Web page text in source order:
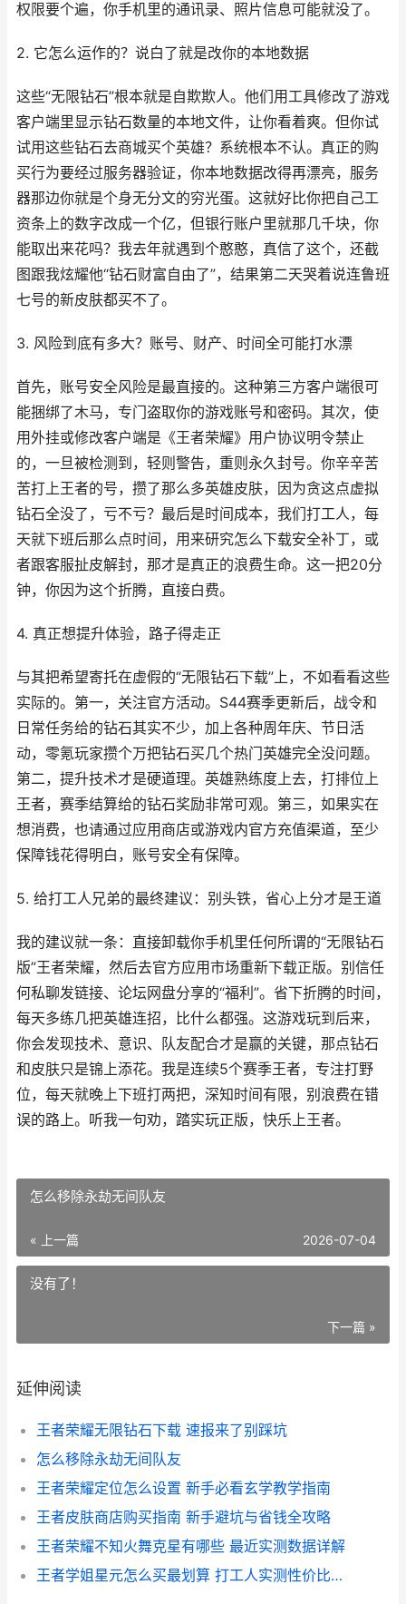
权限要个遍，你手机里的通讯录、照片信息可能就没了。
2. 它怎么运作的？说白了就是改你的本地数据
这些“无限钻石”根本就是自欺欺人。他们用工具修改了游戏
客户端里显示钻石数量的本地文件，让你看着爽。但你试
试用这些钻石去商城买个英雄？系统根本不认。真正的购
买行为要经过服务器验证，你本地数据改得再漂亮，服务
器那边你就是个身无分文的穷光蛋。这就好比你把自己工
资条上的数字改成一个亿，但银行账户里就那几千块，你
能取出来花吗？我去年就遇到个憨憨，真信了这个，还截
图跟我炫耀他“钻石财富自由了”，结果第二天哭着说连鲁班
七号的新皮肤都买不了。
3. 风险到底有多大？账号、财产、时间全可能打水漂
首先，账号安全风险是最直接的。这种第三方客户端很可
能捆绑了木马，专门盗取你的游戏账号和密码。其次，使
用外挂或修改客户端是《王者荣耀》用户协议明令禁止
的，一旦被检测到，轻则警告，重则永久封号。你辛辛苦
苦打上王者的号，攒了那么多英雄皮肤，因为贪这点虚拟
钻石全没了，亏不亏？最后是时间成本，我们打工人，每
天就下班后那么点时间，用来研究怎么下载安全补丁，或
者跟客服扯皮解封，那才是真正的浪费生命。这一把20分
钟，你因为这个折腾，直接白费。
4. 真正想提升体验，路子得走正
与其把希望寄托在虚假的“无限钻石下载”上，不如看看这些
实际的。第一，关注官方活动。S44赛季更新后，战令和
日常任务给的钻石其实不少，加上各种周年庆、节日活
动，零氪玩家攒个万把钻石买几个热门英雄完全没问题。
第二，提升技术才是硬道理。英雄熟练度上去，打排位上
王者，赛季结算给的钻石奖励非常可观。第三，如果实在
想消费，也请通过应用商店或游戏内官方充值渠道，至少
保障钱花得明白，账号安全有保障。
5. 给打工人兄弟的最终建议：别头铁，省心上分才是王道
我的建议就一条：直接卸载你手机里任何所谓的“无限钻石
版”王者荣耀，然后去官方应用市场重新下载正版。别信任
何私聊发链接、论坛网盘分享的“福利”。省下折腾的时间，
每天多练几把英雄连招，比什么都强。这游戏玩到后来，
你会发现技术、意识、队友配合才是赢的关键，那点钻石
和皮肤只是锦上添花。我是连续5个赛季王者，专注打野
位，每天就晚上下班打两把，深知时间有限，别浪费在错
误的路上。听我一句劝，踏实玩正版，快乐上王者。
怎么移除永劫无间队友
« 上一篇 2026-07-04
没有了！
下一篇 »
延伸阅读
王者荣耀无限钻石下载 速报来了别踩坑
怎么移除永劫无间队友
王者荣耀定位怎么设置 新手必看玄学教学指南
王者皮肤商店购买指南 新手避坑与省钱全攻略
王者荣耀不知火舞克星有哪些 最近实测数据详解
王者学姐星元怎么买最划算 打工人实测性价比推荐